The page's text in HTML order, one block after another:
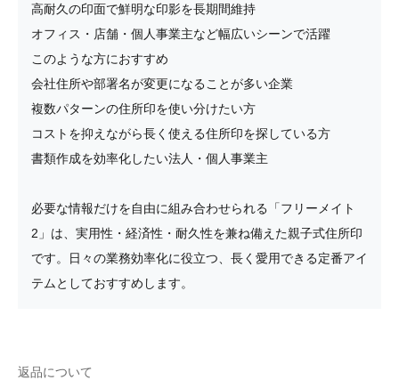
高耐久の印面で鮮明な印影を長期間維持
オフィス・店舗・個人事業主など幅広いシーンで活躍
このような方におすすめ
会社住所や部署名が変更になることが多い企業
複数パターンの住所印を使い分けたい方
コストを抑えながら長く使える住所印を探している方
書類作成を効率化したい法人・個人事業主
必要な情報だけを自由に組み合わせられる「フリーメイト
2」は、実用性・経済性・耐久性を兼ね備えた親子式住所印
です。日々の業務効率化に役立つ、長く愛用できる定番アイ
テムとしておすすめします。
返品について